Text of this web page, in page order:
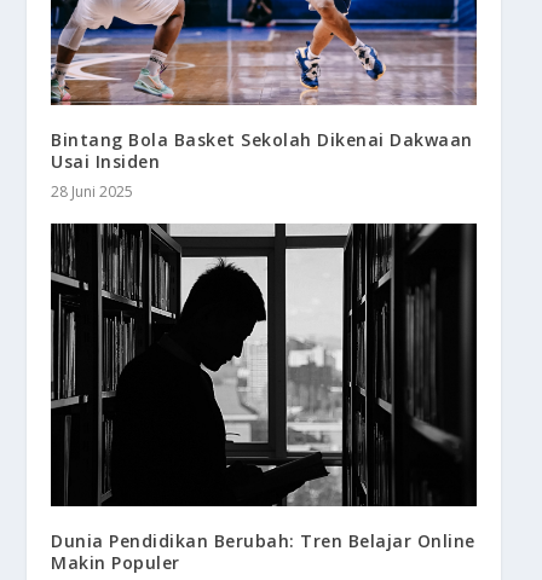
Bintang Bola Basket Sekolah Dikenai Dakwaan
Usai Insiden
28 Juni 2025
Dunia Pendidikan Berubah: Tren Belajar Online
Makin Populer